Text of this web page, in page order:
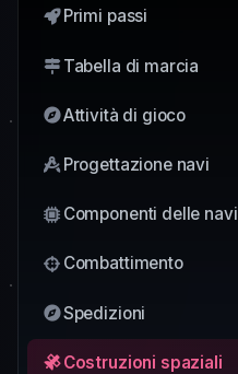
Primi passi
Tabella di marcia
Attività di gioco
Progettazione navi
Componenti delle navi
Combattimento
Spedizioni
Costruzioni spaziali